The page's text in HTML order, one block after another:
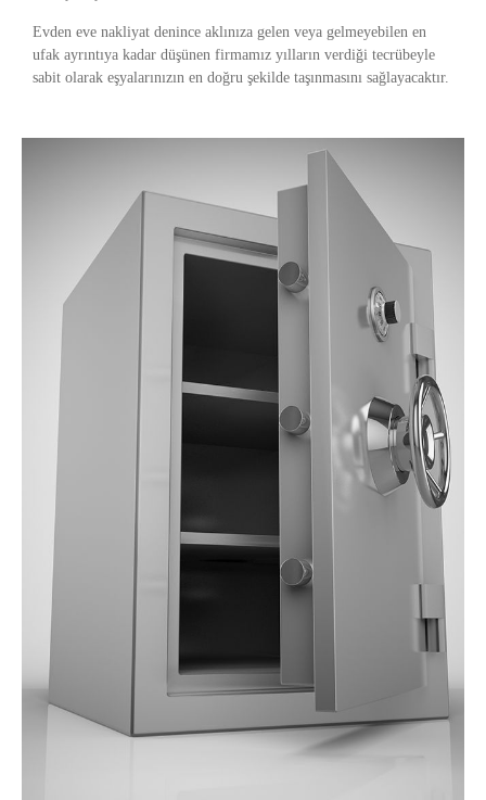
Evden eve nakliyat denince aklınıza gelen veya gelmeyebilen en
ufak ayrıntıya kadar düşünen firmamız yılların verdiği tecrübeyle
sabit olarak eşyalarınızın en doğru şekilde taşınmasını sağlayacaktır.